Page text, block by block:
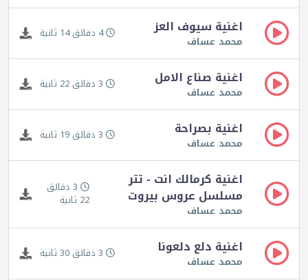
اغنية سيوف العز
محمد عساف 4 دقائق 14 ثانية
اغنية صناع الامل
محمد عساف 3 دقائق 22 ثانية
اغنية بصراحة
محمد عساف 3 دقائق 19 ثانية
اغنية كرمالك انت - تتر
مسلسل عروس بيروت
محمد عساف
3 دقائق
22 ثانية
اغنية دلع دلعونا
محمد عساف 3 دقائق 30 ثانية